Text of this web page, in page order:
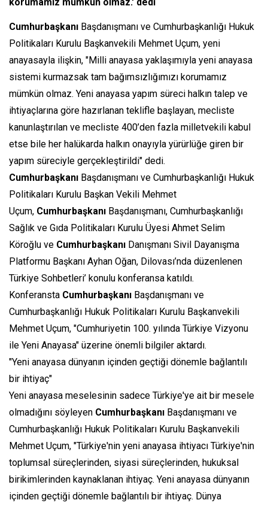
korumamız mümkün olmaz.' dedi
Cumhurbaşkanı Başdanışmanı ve Cumhurbaşkanlığı Hukuk
Politikaları Kurulu Başkanvekili Mehmet Uçum, yeni
anayasayla ilişkin, "Milli anayasa yaklaşımıyla yeni anayasa
sistemi kurmazsak tam bağımsızlığımızı korumamız
mümkün olmaz. Yeni anayasa yapım süreci halkın talep ve
ihtiyaçlarına göre hazırlanan teklifle başlayan, mecliste
kanunlaştırılan ve mecliste 400’den fazla milletvekili kabul
etse bile her halükarda halkın onayıyla yürürlüğe giren bir
yapım süreciyle gerçekleştirildi" dedi.
Cumhurbaşkanı Başdanışmanı ve Cumhurbaşkanlığı Hukuk
Politikaları Kurulu Başkan Vekili Mehmet
Uçum, Cumhurbaşkanı Başdanışmanı, Cumhurbaşkanlığı
Sağlık ve Gıda Politikaları Kurulu Üyesi Ahmet Selim
Köroğlu ve Cumhurbaşkanı Danışmanı Sivil Dayanışma
Platformu Başkanı Ayhan Oğan, Dilovası’nda düzenlenen
Türkiye Sohbetleri’ konulu konferansa katıldı.
Konferansta Cumhurbaşkanı Başdanışmanı ve
Cumhurbaşkanlığı Hukuk Politikaları Kurulu Başkanvekili
Mehmet Uçum, "Cumhuriyetin 100. yılında Türkiye Vizyonu
ile Yeni Anayasa" üzerine önemli bilgiler aktardı.
"Yeni anayasa dünyanın içinden geçtiği dönemle bağlantılı
bir ihtiyaç"
Yeni anayasa meselesinin sadece Türkiye'ye ait bir mesele
olmadığını söyleyen Cumhurbaşkanı Başdanışmanı ve
Cumhurbaşkanlığı Hukuk Politikaları Kurulu Başkanvekili
Mehmet Uçum, "Türkiye'nin yeni anayasa ihtiyacı Türkiye'nin
toplumsal süreçlerinden, siyasi süreçlerinden, hukuksal
birikimlerinden kaynaklanan ihtiyaç. Yeni anayasa dünyanın
içinden geçtiği dönemle bağlantılı bir ihtiyaç. Dünya